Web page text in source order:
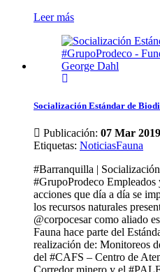
Leer más
Socialización Estándar de
Publicación: 07 Mar 2019
Etiquetas: NoticiasFauna
#Barranquilla |
#GrupoProdeco Empleados
acciones que día a día se
los recursos naturales
@corpocesar como aliado
Fauna hace parte del
realización de: Monitoreos
del #CAFS – Centro de
Corredor minero y el